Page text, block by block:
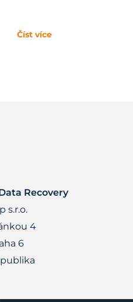
Číst více
Recovery
s.r.o.
4
6